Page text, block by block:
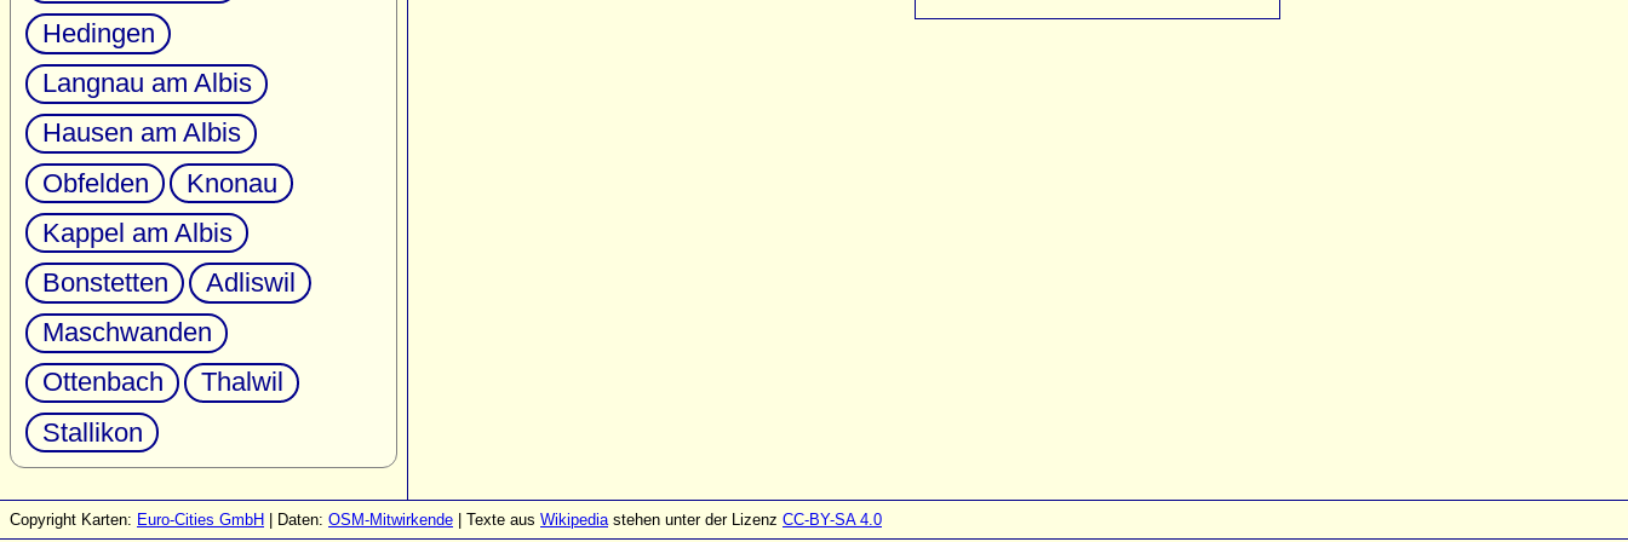
Hedingen
Langnau am Albis
Hausen am Albis
Obfelden
Knonau
Kappel am Albis
Bonstetten
Adliswil
Maschwanden
Ottenbach
Thalwil
Stallikon
Copyright Karten: Euro-Cities GmbH | Daten: OSM-Mitwirkende | Texte aus Wikipediastehen unter der Lizenz CC-BY-SA 4.0